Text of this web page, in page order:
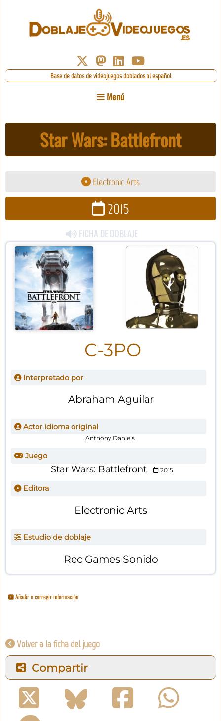
Base de datos de videojuegos doblados al español
Menú
Star Wars: Battlefront
Electronic Arts
2015
FICHA DE DOBLAJE
C-3PO
Interpretado por
Abraham Aguilar
Actor idioma original
Anthony Daniels
Juego
Star Wars: Battlefront 2015
Editora
Electronic Arts
Estudio de doblaje
Rec Games Sonido
Añadir o corregir información
Volver a la ficha del juego
Compartir